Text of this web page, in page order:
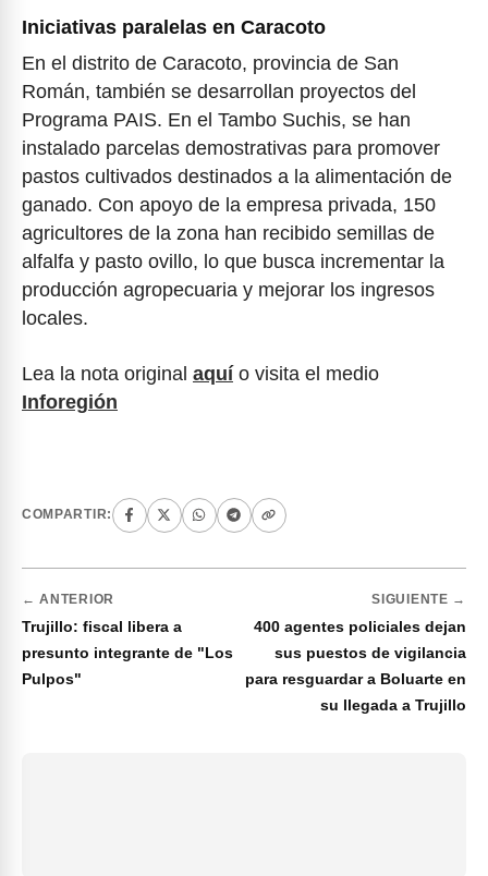
Iniciativas paralelas en Caracoto
En el distrito de Caracoto, provincia de San
Román, también se desarrollan proyectos del
Programa PAIS. En el Tambo Suchis, se han
instalado parcelas demostrativas para promover
pastos cultivados destinados a la alimentación de
ganado. Con apoyo de la empresa privada, 150
agricultores de la zona han recibido semillas de
alfalfa y pasto ovillo, lo que busca incrementar la
producción agropecuaria y mejorar los ingresos
locales.
Lea la nota original aquío visita el medio
Inforegión
COMPARTIR:
← ANTERIOR
Trujillo: fiscal libera a
presunto integrante de "Los
Pulpos"
SIGUIENTE →
400 agentes policiales dejan
sus puestos de vigilancia
para resguardar a Boluarte en
su llegada a Trujillo